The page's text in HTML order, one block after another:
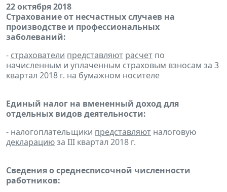
22 октября 2018
Страхование от несчастных случаев на
производстве и профессиональных
заболеваний:
- страхователи представляют расчет по
начисленным и уплаченным страховым взносам за 3
квартал 2018 г. на бумажном носителе
Единый налог на вмененный доход для
отдельных видов деятельности:
- налогоплательщики представляют налоговую
декларациюза III квартал 2018 г.
Сведения о среднесписочной численности
работников: